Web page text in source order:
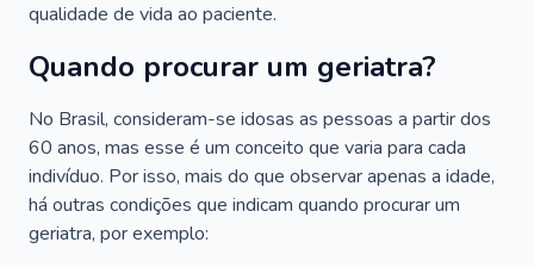
qualidade de vida ao paciente.
Quando procurar um geriatra?
No Brasil, consideram-se idosas as pessoas a partir dos
60 anos, mas esse é um conceito que varia para cada
indivíduo. Por isso, mais do que observar apenas a idade,
há outras condições que indicam quando procurar um
geriatra, por exemplo: